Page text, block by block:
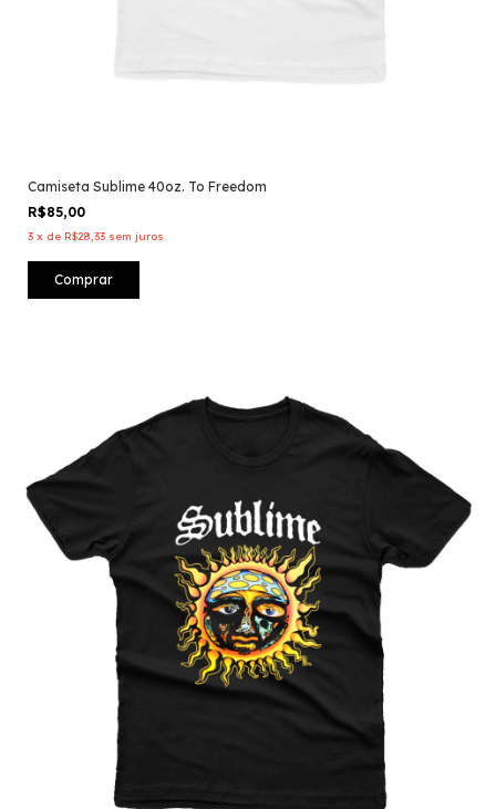
Camiseta Sublime 40oz. To Freedom
R$85,00
3 x de R$28,33 sem juros
Comprar